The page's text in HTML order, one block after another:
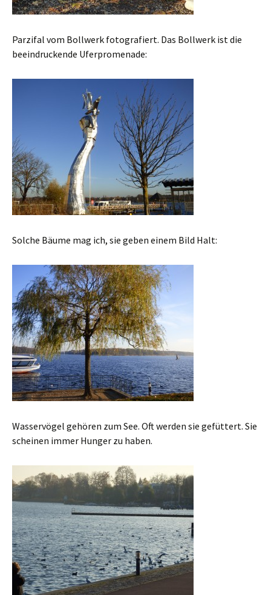
Parzifal vom Bollwerk fotografiert. Das Bollwerk ist die
beeindruckende Uferpromenade:
Solche Bäume mag ich, sie geben einem Bild Halt:
Wasservögel gehören zum See. Oft werden sie gefüttert. Sie
scheinen immer Hunger zu haben.